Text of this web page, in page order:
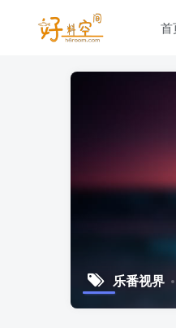
首
乐番视界